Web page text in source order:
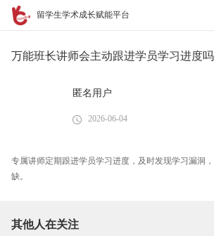
留学生学术成长赋能平台
万能班长讲师会主动跟进学员学习进度吗
匿名用户
2026-06-04
专属讲师定期跟进学员学习进度，及时发现学习漏洞
缺。
其他人在关注